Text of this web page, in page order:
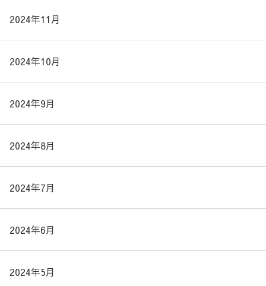
2024年11月
2024年10月
2024年9月
2024年8月
2024年7月
2024年6月
2024年5月